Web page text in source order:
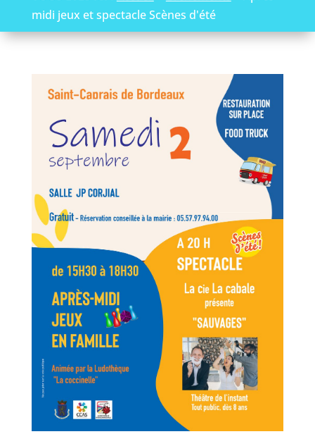
midi jeux et spectacle Scènes d'été